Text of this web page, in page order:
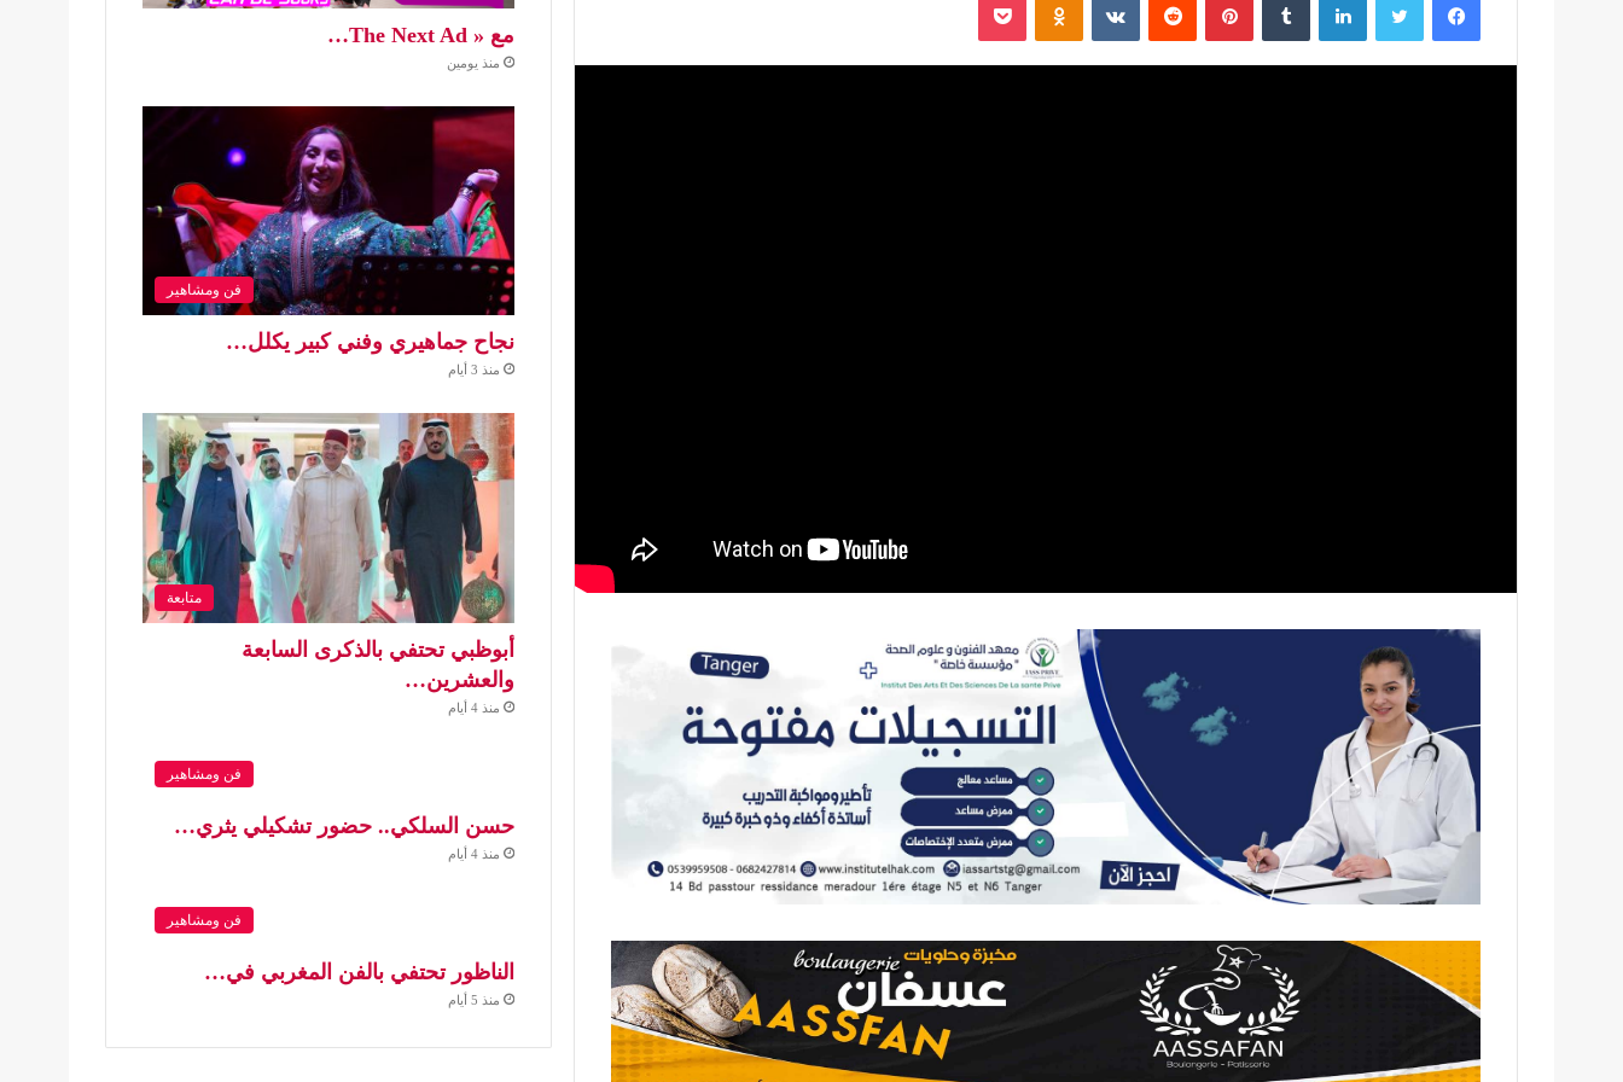
مع « The Next Ad…
منذ يومين
فن ومشاهير
نجاح جماهيري وفني كبير يكلل…
منذ 3 أيام
متابعة
أبوظبي تحتفي بالذكرى السابعة
والعشرين…
منذ 4 أيام
فن ومشاهير
حسن السلكي.. حضور تشكيلي يثري…
منذ 4 أيام
فن ومشاهير
الناظور تحتفي بالفن المغربي في…
منذ 5 أيام